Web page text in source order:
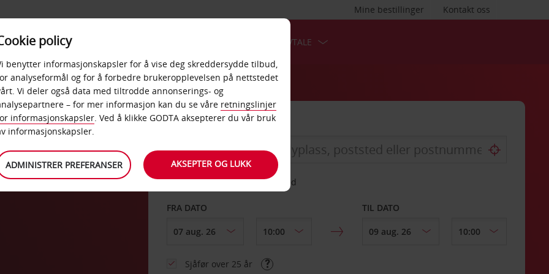
Kontakt oss
Mine bestillinger
PRODUKTER BEDRIFTSAVTALE
City HENT FRA
Velg et annet leveringssted
FRA DATO TIL DATO
Sjåfør over 25 år
policy
benytter informasjonskapsler for å vise deg skreddersydde tilbud,
analyseformål og for å forbedre brukeropplevelsen på nettstedet
Vi deler også data med tiltrodde annonserings- og
– for mer informasjon kan du se våre retningslinjer
informasjonskapsler. Ved å klikke GODTA aksepterer du vår bruk
informasjonskapsler.
ADMINISTRER PREFERANSER AKSEPTER OG LUKK